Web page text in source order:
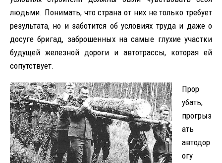
людьми. Понимать, что страна от них не только требует
результата, но и заботится об условиях труда и даже о
досуге бригад, заброшенных на самые глухие участки
будущей железной дороги и автотрассы, которая ей
сопутствует.
Прор
убать,
прогрыз
ать
автодор
огу